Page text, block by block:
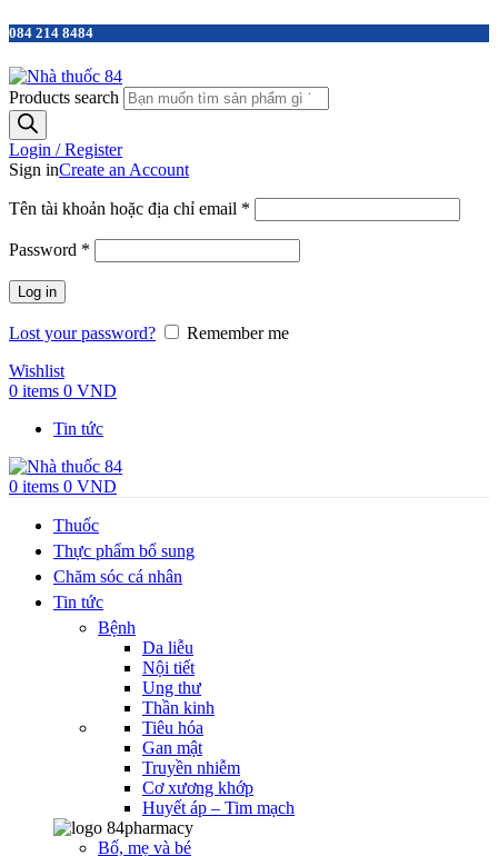
084 214 8484
Products search
Login / Register
Sign inCreate an Account
Tên tài khoản hoặc địa chỉ email *
Password *
Log in
Lost your password?
Remember me
Wishlist
0 items 0 VND
Tin tức
0 items 0 VND
Thuốc
Thực phẩm bổ sung
Chăm sóc cá nhân
Tin tức
Bệnh
Da liễu
Nội tiết
Ung thư
Thần kinh
Tiêu hóa
Gan mật
Truyền nhiễm
Cơ xương khớp
Huyết áp – Tim mạch
Bố, mẹ và bé